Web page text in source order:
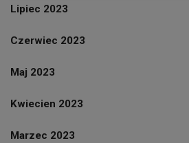
Lipiec 2023
Czerwiec 2023
Maj 2023
Kwiecien 2023
Marzec 2023